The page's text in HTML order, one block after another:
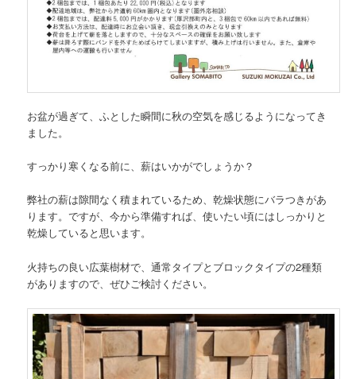
お盆が過ぎて、ふとした瞬間に秋の空気を感じるようになってき
ました。
すっかり寒くなる前に、薪はいかがでしょうか？
弊社の薪は隙間なく積まれているため、乾燥状態にバラつきがあ
ります。ですが、今から準備すれば、使いたい頃にはしっかりと
乾燥していると思います。
火持ちの良い広葉樹材で、通常タイプとブロックタイプの2種類
がありますので、ぜひご検討ください。